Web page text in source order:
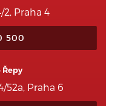
2, Praha 4
500
Řepy
52a, Praha 6